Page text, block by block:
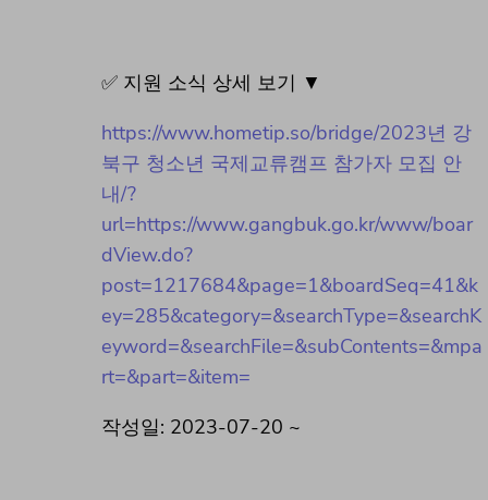
✅ 지원 소식 상세 보기 ▼
https://www.hometip.so/bridge/2023년 강
북구 청소년 국제교류캠프 참가자 모집 안
내/?
url=https://www.gangbuk.go.kr/www/boar
dView.do?
post=1217684&page=1&boardSeq=41&k
ey=285&category=&searchType=&searchK
eyword=&searchFile=&subContents=&mpa
rt=&part=&item=
작성일: 2023-07-20 ~